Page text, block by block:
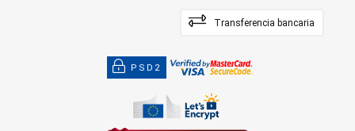
Transferencia bancaria
PSD2